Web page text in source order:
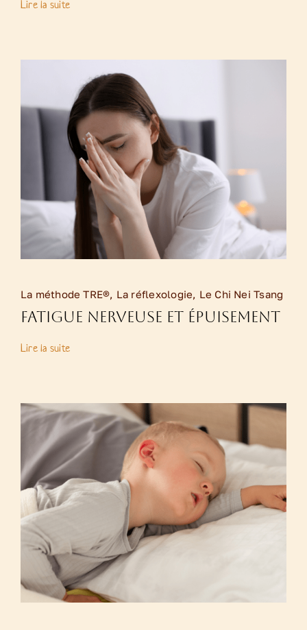
Lire la suite
La méthode TRE®, La réflexologie, Le Chi Nei Tsang
Fatigue nerveuse et épuisement
Lire la suite